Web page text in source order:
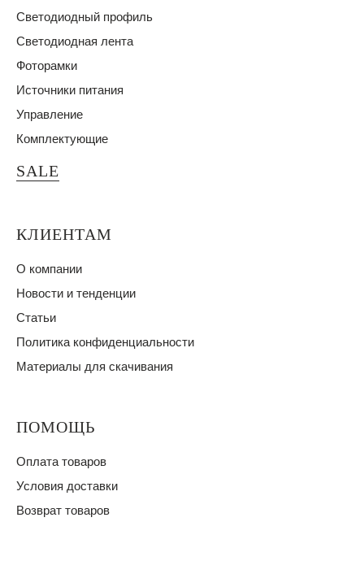
Светодиодный профиль
Светодиодная лента
Фоторамки
Источники питания
Управление
Комплектующие
SALE
КЛИЕНТАМ
О компании
Новости и тенденции
Статьи
Политика конфиденциальности
Материалы для скачивания
ПОМОЩЬ
Оплата товаров
Условия доставки
Возврат товаров